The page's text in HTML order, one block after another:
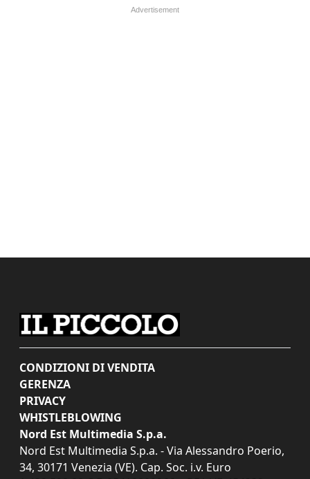
CONDIZIONI DI VENDITA
GERENZA
PRIVACY
WHISTLEBLOWING
Nord Est Multimedia S.p.a.
Nord Est Multimedia S.p.a. - Via Alessandro Poerio,
34, 30171 Venezia (VE). Cap. Soc. i.v. Euro